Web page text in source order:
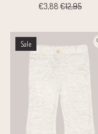
€3,88 €12,95
Sale